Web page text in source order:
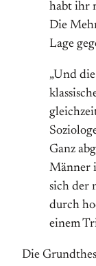
habt ihr
Die
Lage
„Und
Ganz
Männer
sich der
durch
einem
Die